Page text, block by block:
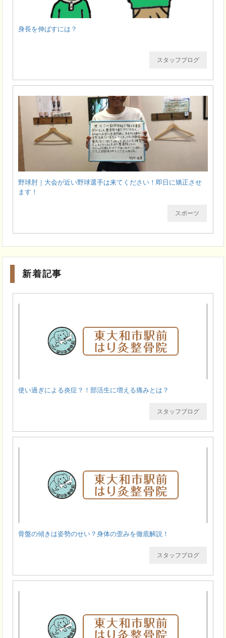
身長を伸ばすには？
スタッフブログ
野球肘｜大会が近い野球選手は来てください！即日に矯正させ
ます！
スポーツ
新着記事
使い過ぎによる炎症？！部活生に増える痛みとは？
スタッフブログ
骨盤の傾きは姿勢のせい？身体の歪みを徹底解説！
スタッフブログ